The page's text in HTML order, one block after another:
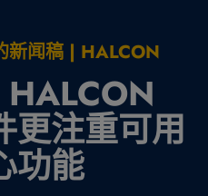
闻稿 | HALCON
更注重可用
功能